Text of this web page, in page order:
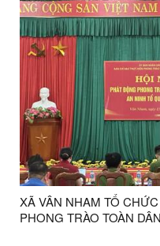
XÃ VÂN NHAM TỔ
PHONG TRÀO TOÀN